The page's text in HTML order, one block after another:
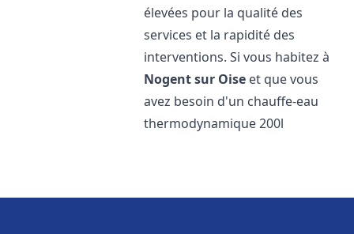
élevées pour la qualité des
services et la rapidité des
interventions. Si vous habitez à
Nogent sur Oise et que vous
avez besoin d'un chauffe-eau
thermodynamique 200l